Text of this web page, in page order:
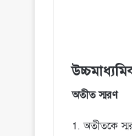
অতীত স্মরণ
1. অতীতকে